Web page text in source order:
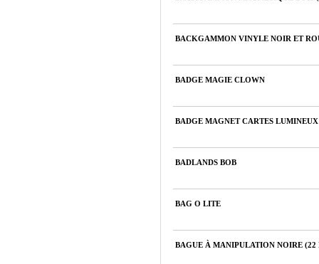
BACKGAMMON VINYLE NOIR ET
BADGE MAGIE CLOWN
BADGE MAGNET CARTES LUMINEUX
BADLANDS BOB
BAG O LITE
BAGUE À MANIPULATION NOIRE (22